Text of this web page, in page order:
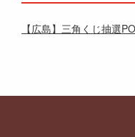
【広島】三角くじ抽選